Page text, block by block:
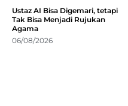
Ustaz AI Bisa Digemari, tetapi
Tak Bisa Menjadi Rujukan
Agama
06/08/2026